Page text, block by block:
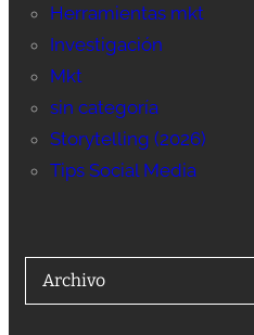
Herramientas mkt
Investigación
Mkt
sin categoría
Storytelling (2026)
Tips Social Media
Archivo